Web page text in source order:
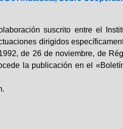
suscrito entre el
dirigidos
de 26 de noviembre, de
la publicación en el